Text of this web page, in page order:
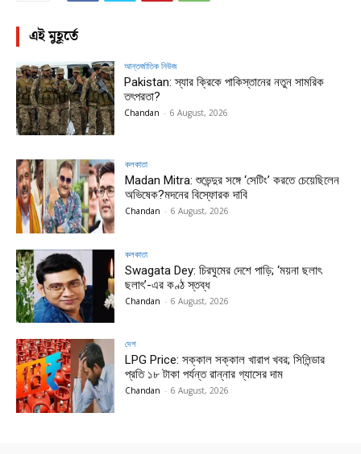
এই মুহূর্তে
আন্তর্জাতিক নিউজ
Pakistan: স্যার ক্রিকে পাকিস্তানের নতুন সামরিক
তৎপরতা?
Chandan - 6 August, 2026
কলকাতা
Madan Mitra: শুভেন্দুর সঙ্গে ‘সেটিং’ করতে চেয়েছিলেন
অভিষেক?মদনের বিস্ফোরক দাবি
Chandan - 6 August, 2026
কলকাতা
Swagata Dey: চিরঘুমের দেশে পাড়ি; ‘ময়না ছলাৎ
ছলাৎ’-এর কণ্ঠ স্তব্ধ
Chandan - 6 August, 2026
দেশ
LPG Price: সক্কাল সক্কাল খারাপ খবর; সিলিন্ডার
প্রতি ১৮ টাকা পর্যন্ত রান্নার গ্যাসের দাম
Chandan - 6 August, 2026